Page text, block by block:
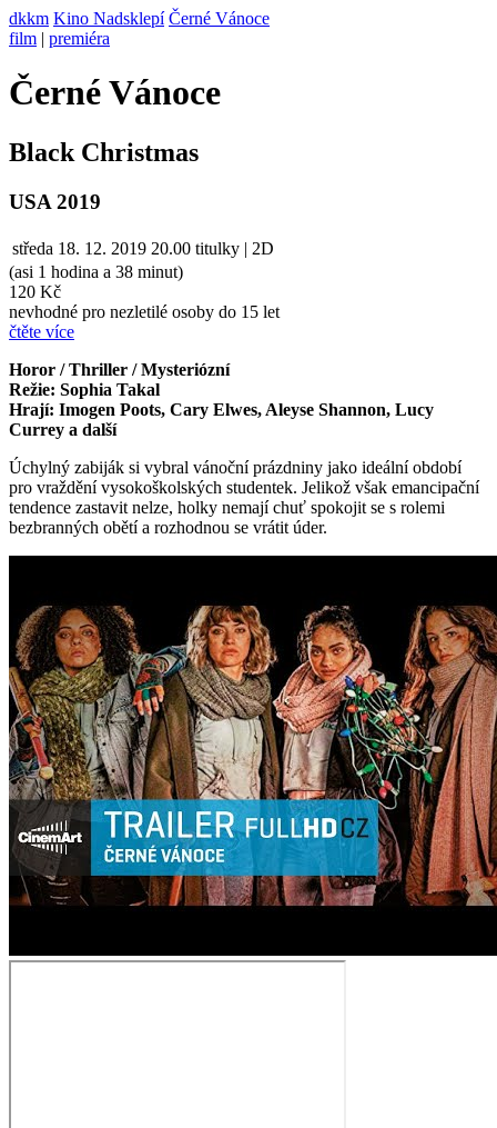
dkkm Kino Nadsklepí Černé Vánoce
film | premiéra
Černé Vánoce
Black Christmas
USA 2019
středa 18. 12. 2019 20.00 titulky | 2D
(asi 1 hodina a 38 minut)
120 Kč
nevhodné pro nezletilé osoby do 15 let
čtěte více
Horor / Thriller / Mysteriózní
Režie: Sophia Takal
Hrají: Imogen Poots, Cary Elwes, Aleyse Shannon, Lucy
Currey a další
Úchylný zabiják si vybral vánoční prázdniny jako ideální období
pro vraždění vysokoškolských studentek. Jelikož však emancipační
tendence zastavit nelze, holky nemají chuť spokojit se s rolemi
bezbranných obětí a rozhodnou se vrátit úder.